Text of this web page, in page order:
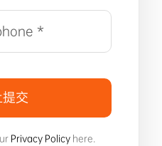
交
Privacy Policy here.